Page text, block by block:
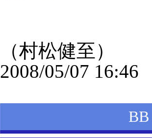
（村松健至）
2008/05/07 16:46